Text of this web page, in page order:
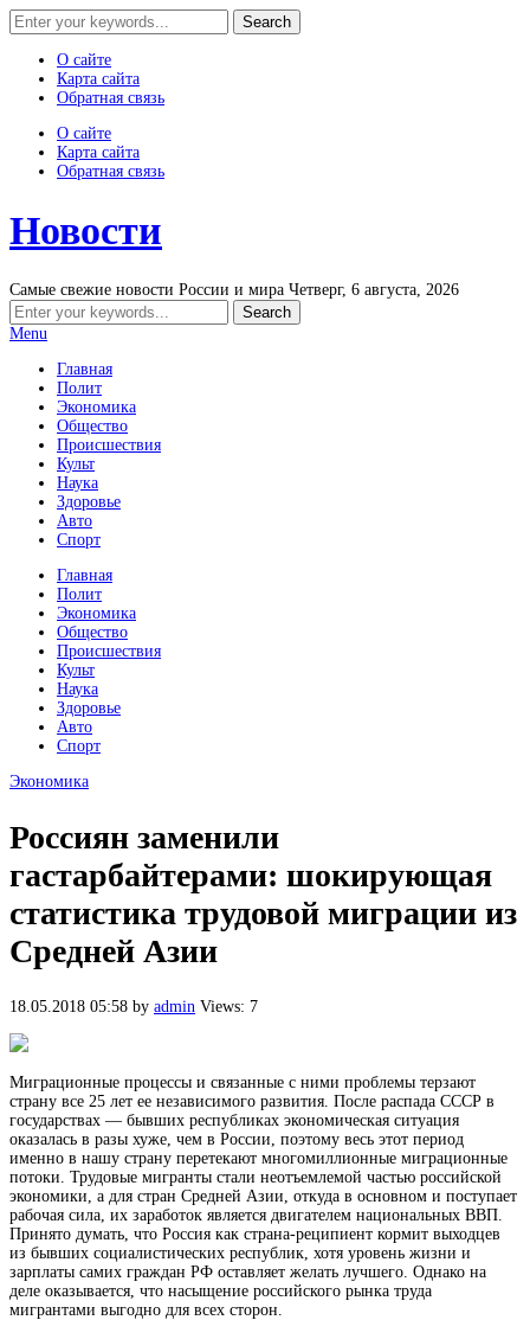
О сайте
Карта сайта
Обратная связь
О сайте
Карта сайта
Обратная связь
Новости
Самые свежие новости России и мира Четверг, 6 августа, 2026
Menu
Главная
Полит
Экономика
Общество
Происшествия
Культ
Наука
Здоровье
Авто
Спорт
Главная
Полит
Экономика
Общество
Происшествия
Культ
Наука
Здоровье
Авто
Спорт
Экономика
Россиян заменили
гастарбайтерами: шокирующая
статистика трудовой миграции из
Средней Азии
18.05.2018 05:58 by admin Views: 7
Миграционные процессы и связанные с ними проблемы терзают
страну все 25 лет ее независимого развития. После распада СССР в
государствах — бывших республиках экономическая ситуация
оказалась в разы хуже, чем в России, поэтому весь этот период
именно в нашу страну перетекают многомиллионные миграционные
потоки. Трудовые мигранты стали неотъемлемой частью российской
экономики, а для стран Средней Азии, откуда в основном и поступает
рабочая сила, их заработок является двигателем национальных ВВП.
Принято думать, что Россия как страна-реципиент кормит выходцев
из бывших социалистических республик, хотя уровень жизни и
зарплаты самих граждан РФ оставляет желать лучшего. Однако на
деле оказывается, что насыщение российского рынка труда
мигрантами выгодно для всех сторон.